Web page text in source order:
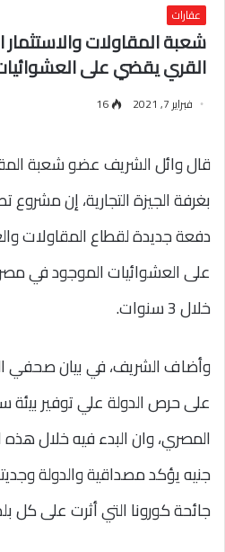
عقارات
شعبة المقاولات
القري يقضي على
فبراير 7, 2021 16
قال وائل الشريف عضو شعبة
بغرفة الجيزة التجارية، إن مشروع
دفعة جديدة لقطاع المقاولات
على العشوائيات الموجود في
خلال 3 سنوات.
وأضاف الشريف، في بيان صحفي
على حرص الدولة علي توفير
جنيه يؤكد مصداقية والدولة
جائحة كورونا التي أثرت على كل